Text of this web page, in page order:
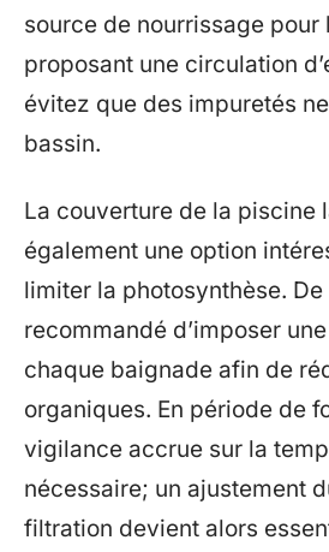
source de nourrissage pour
proposant une circulation
évitez que des impuretés
bassin.
La couverture de la piscine
également une option
limiter la photosynthèse.
recommandé d’imposer
chaque baignade afin de
organiques. En période de
vigilance accrue sur la
nécessaire; un ajustement
filtration devient alors